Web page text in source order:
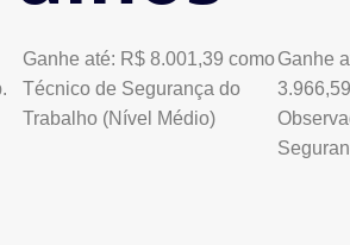
Ganhe até: R$ 8.001,39 como
Técnico de Segurança do
Trabalho (Nível Médio)
Ganhe